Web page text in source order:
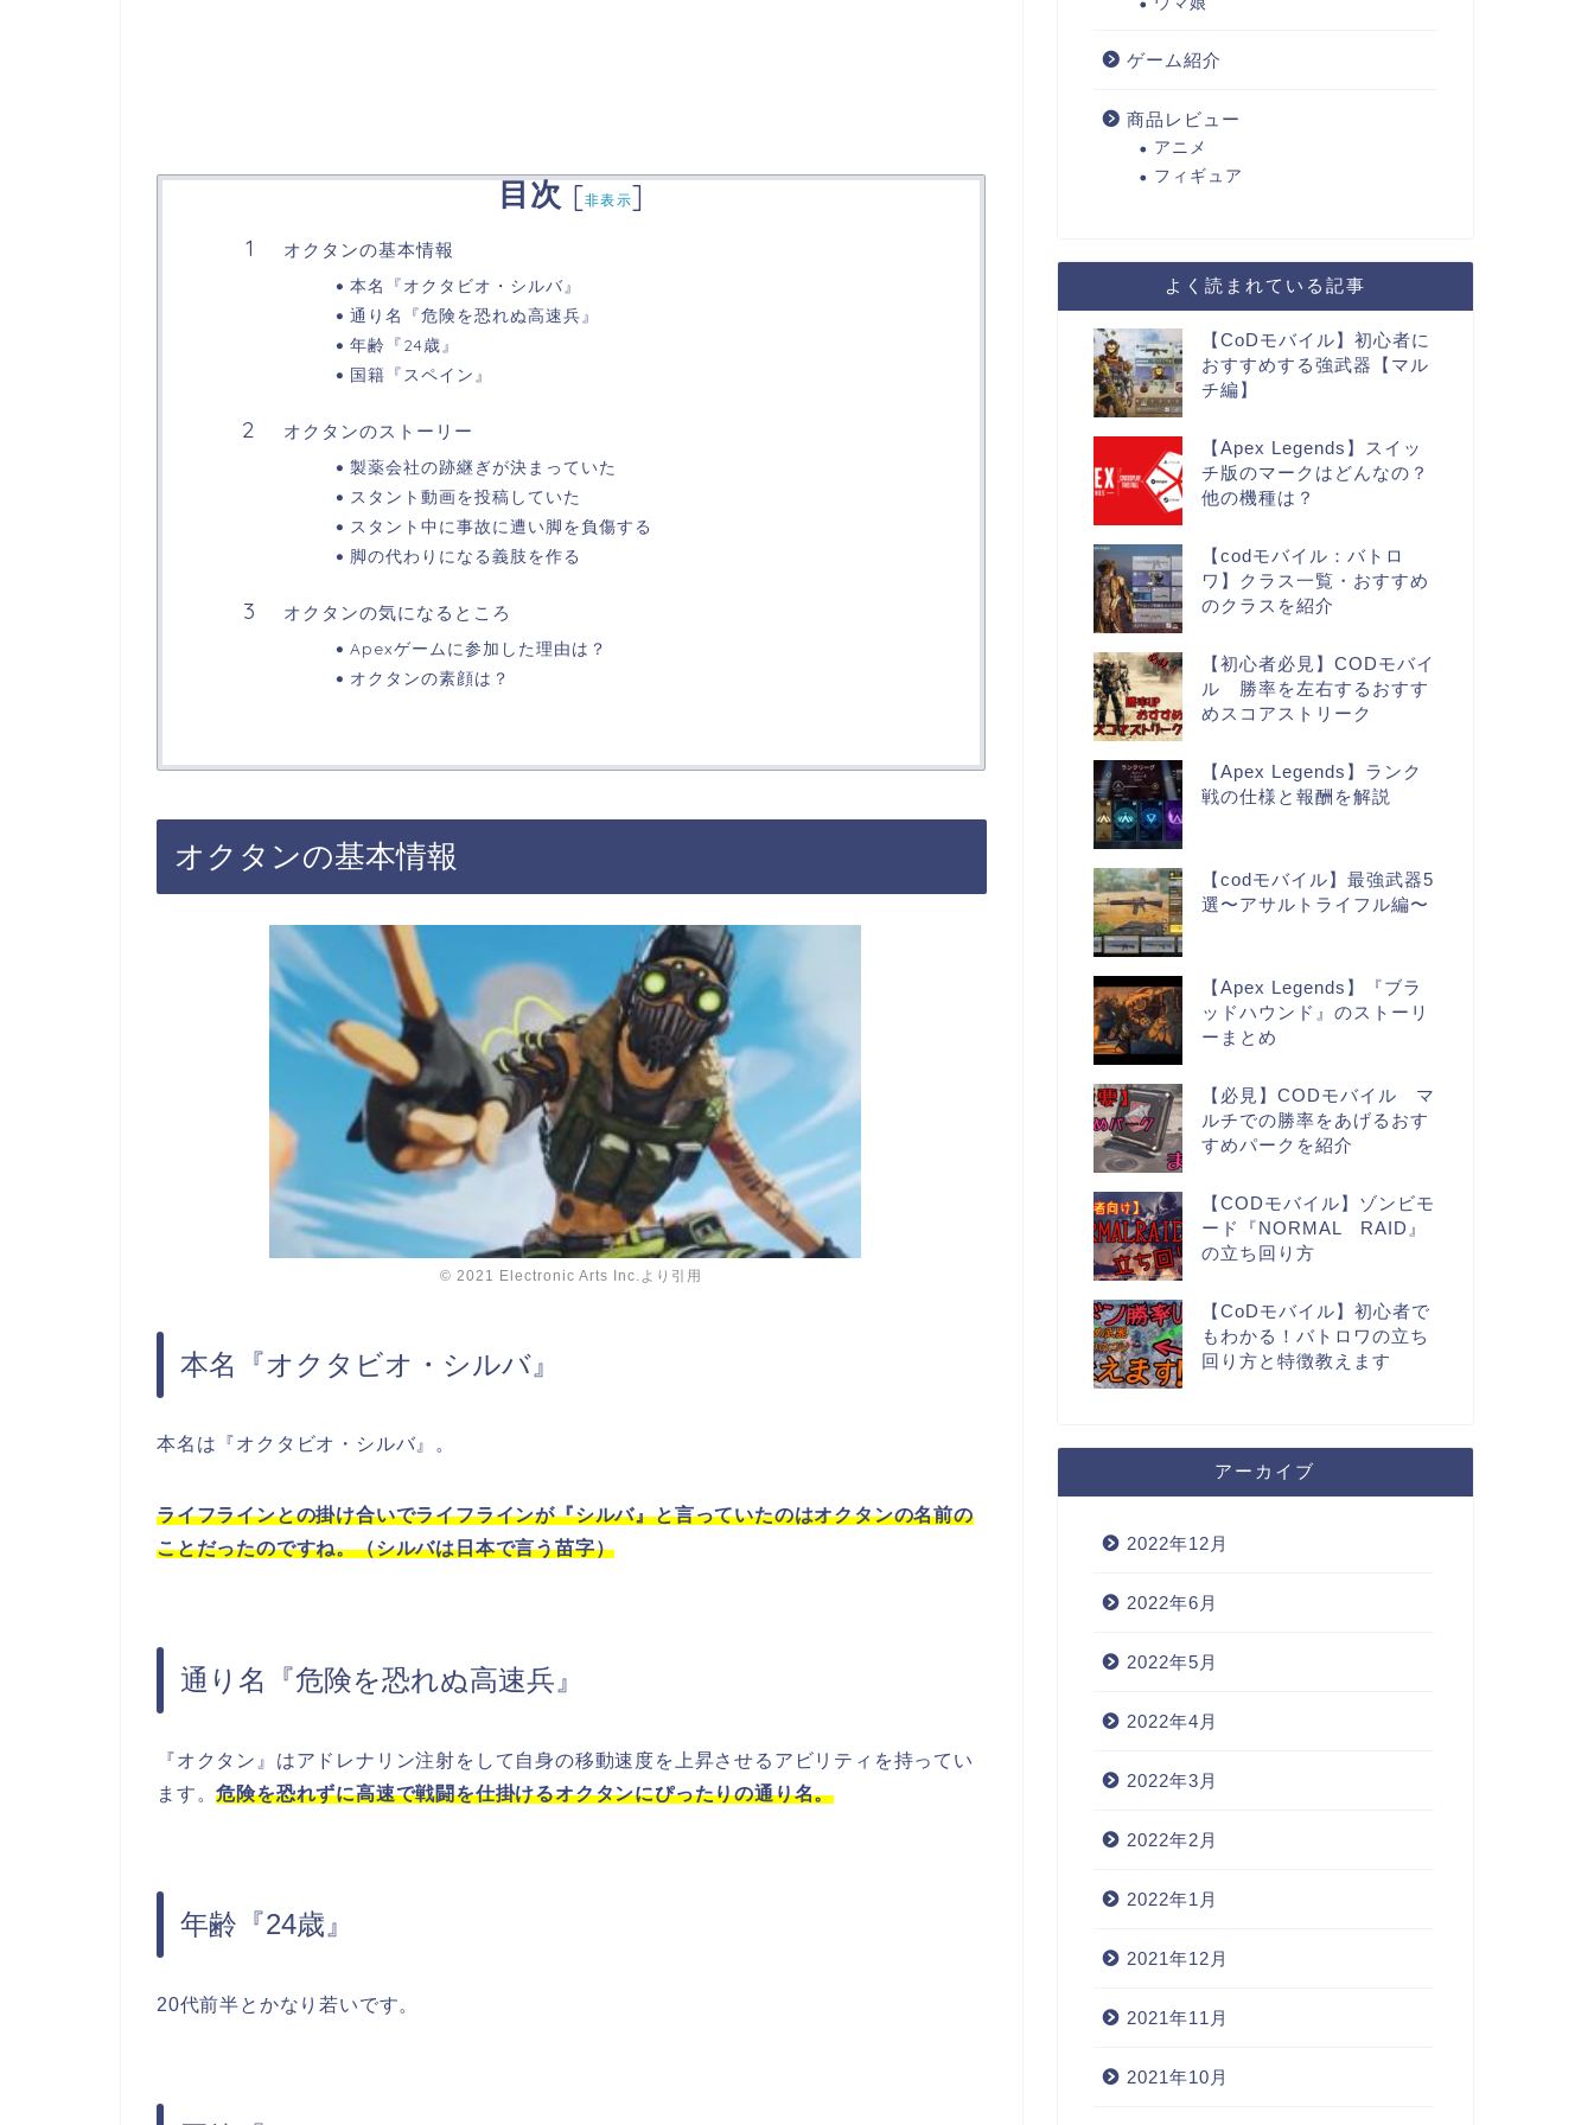
目次 [非表示]
オクタンの基本情報
本名『オクタビオ・シルバ』
通り名『危険を恐れぬ高速兵』
年齢『24歳』
国籍『スペイン』
オクタンのストーリー
製薬会社の跡継ぎが決まっていた
スタント動画を投稿していた
スタント中に事故に遭い脚を負傷する
脚の代わりになる義肢を作る
オクタンの気になるところ
Apexゲームに参加した理由は？
オクタンの素顔は？
オクタンの基本情報
© 2021 Electronic Arts Inc.より引用
本名『オクタビオ・シルバ』
本名は『オクタビオ・シルバ』。
ライフラインとの掛け合いでライフラインが『シルバ』と言っていたのはオクタンの名前の
ことだったのですね。（シルバは日本で言う苗字）
通り名『危険を恐れぬ高速兵』
『オクタン』はアドレナリン注射をして自身の移動速度を上昇させるアビリティを持ってい
ます。危険を恐れずに高速で戦闘を仕掛けるオクタンにぴったりの通り名。
年齢『24歳』
20代前半とかなり若いです。
ゲーム紹介
商品レビュー
アニメ
フィギュア
よく読まれている記事
【CoDモバイル】初心者に
おすすめする強武器【マル
チ編】
【Apex Legends】スイッ
チ版のマークはどんなの？
他の機種は？
【codモバイル：バトロ
ワ】クラス一覧・おすすめ
のクラスを紹介
【初心者必見】CODモバイ
ル 勝率を左右するおすす
めスコアストリーク
【Apex Legends】ランク
戦の仕様と報酬を解説
【codモバイル】最強武器5
選〜アサルトライフル編〜
【Apex Legends】『ブラ
ッドハウンド』のストーリ
ーまとめ
【必見】CODモバイル マ
ルチでの勝率をあげるおす
すめパークを紹介
【CODモバイル】ゾンビモ
ード『NORMAL RAID』
の立ち回り方
【CoDモバイル】初心者で
もわかる！バトロワの立ち
回り方と特徴教えます
アーカイブ
2022年12月
2022年6月
2022年5月
2022年4月
2022年3月
2022年2月
2022年1月
2021年12月
2021年11月
2021年10月